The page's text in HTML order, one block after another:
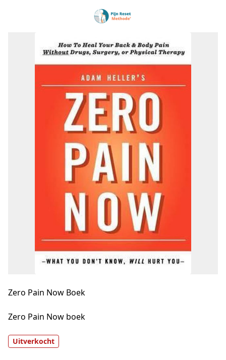
Zero Pain Now Boek
Zero Pain Now boek
Uitverkocht